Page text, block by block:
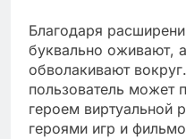
Благодаря
буквально оживают,
обволакивают
пользователь может
героем виртуальной
героями игр и